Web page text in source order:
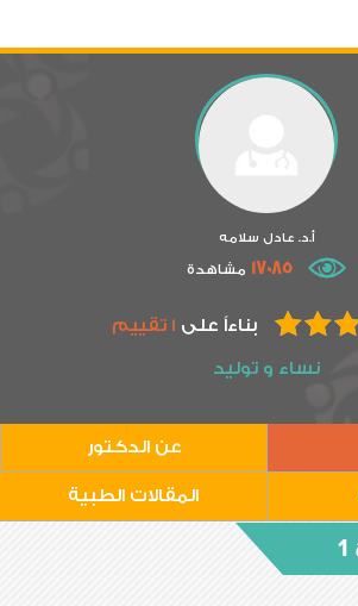
أ.د. عادل سلامه
17085 مشاهدة
بناءاً على 1 تقييم
نساء و توليد
عن الدكتور
المقالات الطبية